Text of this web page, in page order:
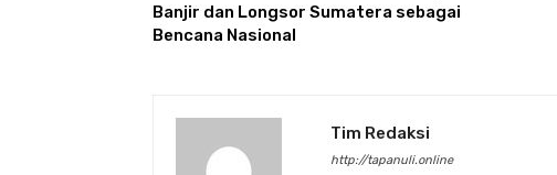
Banjir dan Longsor Sumatera sebagai
Bencana Nasional
Tim Redaksi
http://tapanuli.online